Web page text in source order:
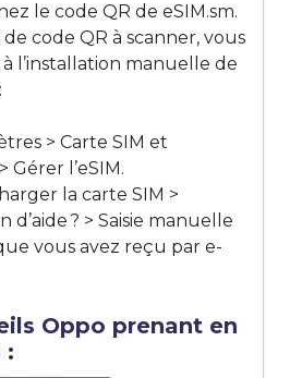
le code QR de eSIM.sm.
de code QR à scanner, vous
l’installation manuelle de
> Carte SIM et
Gérer l’eSIM.
la carte SIM >
d’aide ? > Saisie manuelle
vous avez reçu par e-
Oppo prenant en
: